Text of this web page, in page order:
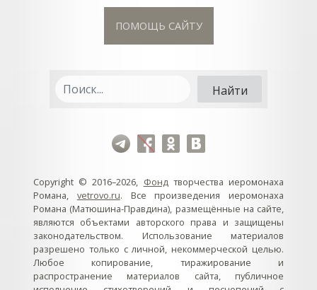
ПОМОЩЬ САЙТУ
Copyright © 2016–2026, Фондтворчества иеромонаха
Романа, vetrovo.ru. Все произведения иеромонаха
Романа (Матюшина-Правдина), размещённые на сайте,
являются объектами авторского права и защищены
законодательством. Использование материалов
разрешено только с личной, некоммерческой целью.
Любое копирование, тиражирование и
распространение материалов сайта, публичное